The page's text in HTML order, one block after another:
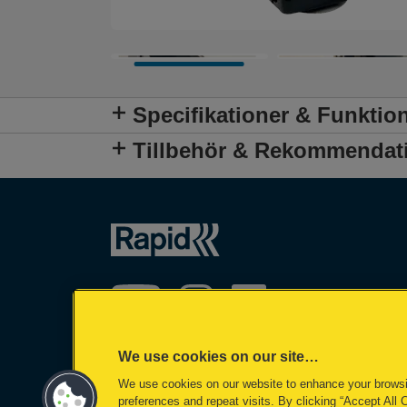
Specifikationer &
Tillbehör &
©2026 ACCO Brands
We use cookies on our site…
We use cookies on our website to enhance your
preferences and repeat visits. By clicking “Accept All